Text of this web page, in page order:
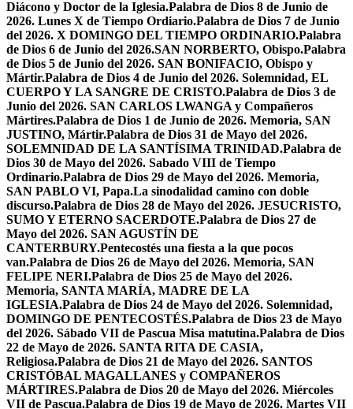
Diácono y Doctor de la Iglesia.Palabra de Dios 8 de Junio de
2026. Lunes X de Tiempo Ordiario.Palabra de Dios 7 de Junio
del 2026. X DOMINGO DEL TIEMPO ORDINARIO.Palabra
de Dios 6 de Junio del 2026.SAN NORBERTO, Obispo.Palabra
de Dios 5 de Junio del 2026. SAN BONIFACIO, Obispo y
Mártir.Palabra de Dios 4 de Junio del 2026. Solemnidad, EL
CUERPO Y LA SANGRE DE CRISTO.Palabra de Dios 3 de
Junio del 2026. SAN CARLOS LWANGA y Compañeros
Mártires.Palabra de Dios 1 de Junio de 2026. Memoria, SAN
JUSTINO, Mártir.Palabra de Dios 31 de Mayo del 2026.
SOLEMNIDAD DE LA SANTÍSIMA TRINIDAD.Palabra de
Dios 30 de Mayo del 2026. Sabado VIII de Tiempo
Ordinario.Palabra de Dios 29 de Mayo del 2026. Memoria,
SAN PABLO VI, Papa.La sinodalidad camino con doble
discurso.Palabra de Dios 28 de Mayo del 2026. JESUCRISTO,
SUMO Y ETERNO SACERDOTE.Palabra de Dios 27 de
Mayo del 2026. SAN AGUSTÍN DE
CANTERBURY.Pentecostés una fiesta a la que pocos
van.Palabra de Dios 26 de Mayo del 2026. Memoria, SAN
FELIPE NERI.Palabra de Dios 25 de Mayo del 2026.
Memoria, SANTA MARÍA, MADRE DE LA
IGLESIA.Palabra de Dios 24 de Mayo del 2026. Solemnidad,
DOMINGO DE PENTECOSTÉS.Palabra de Dios 23 de Mayo
del 2026. Sábado VII de Pascua Misa matutina.Palabra de Dios
22 de Mayo de 2026. SANTA RITA DE CASIA,
Religiosa.Palabra de Dios 21 de Mayo del 2026. SANTOS
CRISTÓBAL MAGALLANES y COMPAÑEROS
MÁRTIRES.Palabra de Dios 20 de Mayo del 2026. Miércoles
VII de Pascua.Palabra de Dios 19 de Mayo de 2026. Martes VII